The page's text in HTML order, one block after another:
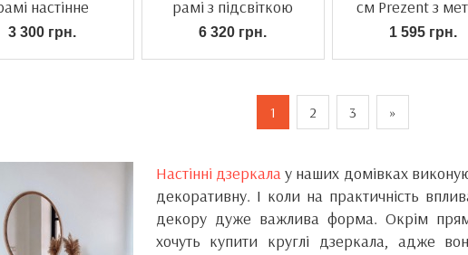
настінне
3 300 грн.
рамі з підсвіткою
6 320 грн.
см Prezent з
1 595 грн.
1 2 3 »
Настінні дзеркалау наших домівках
декоративну. І коли на практичність
декору дуже важлива форма. Окрім
хочуть купити круглі дзеркала, адже